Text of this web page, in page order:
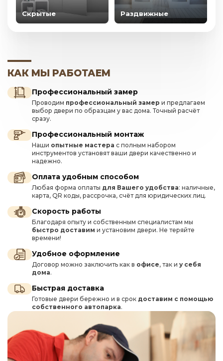
Скрытые Раздвижные
КАК МЫ РАБОТАЕМ
Профессиональный замер
Проводим профессиональный замер и предлагаем
выбор двери по образцам у вас дома. Точный расчёт
сразу.
Профессиональный монтаж
Наши опытные мастера с полным набором
инструментов установят ваши двери качественно и
надежно.
Оплата удобным способом
Любая форма оплаты для Вашего удобства: наличные,
карта, QR коды, рассрочка, счёт для юридических лиц.
Скорость работы
Благодаря опыту и собственным специалистам мы
быстро доставим и установим двери. Не теряйте
времени!
Удобное оформление
Договор можно заключить как в офисе, так и у себя
дома.
Быстрая доставка
Готовые двери бережно и в срок доставим с помощью
собственного автопарка.